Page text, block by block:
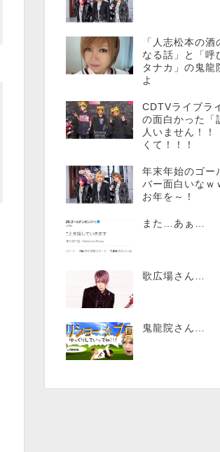
「人志松本の酒
なる話」と「呼
タナカ」の鬼龍
よ
CDTVライブラ
の面白かった「
人いません！！
くて！！！
年末年始のゴー
バー面白いな
お年を～！
また…あぁ…
歌広場さん…
鬼龍院さん…